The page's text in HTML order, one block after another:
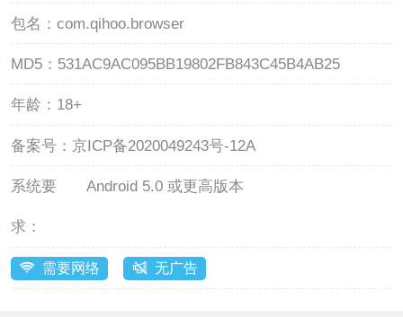
包名： com.qihoo.browser
MD5： 531AC9AC095BB19802FB843C45B4AB25
年龄： 18+
备案号： 京ICP备2020049243号-12A
系统要
求：
Android 5.0 或更高版本
需要网络 无广告